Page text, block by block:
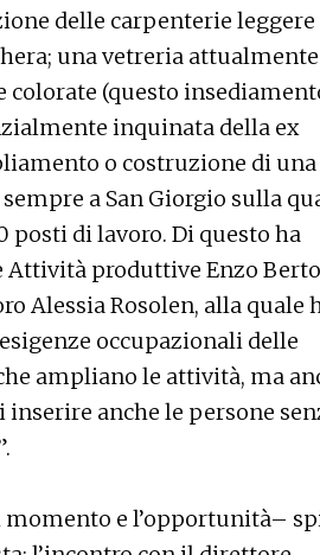
delle carpenterie
una vetreria
(questo
inquinata della ex
o costruzione di una
a San Giorgio sulla
posti di lavoro. Di questo ha
Attività produttive Enzo
Alessia Rosolen, alla quale
occupazionali delle
ampliano le attività, ma
anche le persone
momento e l’opportunità–